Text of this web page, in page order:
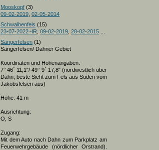
Mooskopf (3)
09-02-2019 02-05-2014
Schwalbenfels (15)
23-07-2022~IR 09-02-2019 28-02-2015
Sängerfelsen (1)
Sängerfelsen/ Dahner Gebiet
Koordinaten und Höhenangaben:
7° 46´ 11,1"/ 49° 9´ 17,8" (nordwestlich über
Dahn; beste Sicht zum Fels aus Süden vom
Jakobsfelsen aus)
Höhe: 41 m
Ausrichtung:
O, S
Zugang:
Mit dem Auto nach Dahn zum Parkplatz am
Feuerwehrgebäude (nördlicher Orstrand).